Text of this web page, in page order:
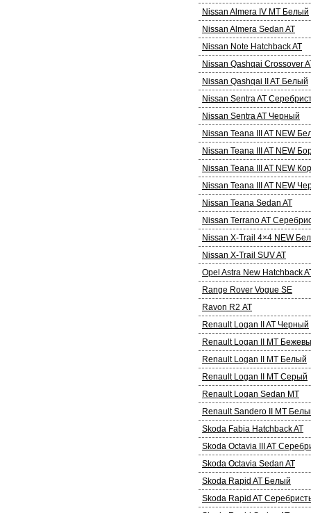
Nissan Almera IV MT Белый
Nissan Almera Sedan AT
Nissan Note Hatchback AT
Nissan Qashqai Crossover
Nissan Qashqai II AT Белый
Nissan Sentra AT
Nissan Sentra AT Черный
Nissan Teana III AT NEW
Nissan Teana III AT NEW
Nissan Teana III AT NEW
Nissan Teana III AT NEW
Nissan Teana Sedan AT
Nissan Terrano AT
Nissan X-Trail 4×4 NEW
Nissan X-Trail SUV AT
Opel Astra New Hatchback
Range Rover Vogue SE
Ravon R2 АТ
Renault Logan II AT Черный
Renault Logan II MT
Renault Logan II MT Белый
Renault Logan II MT Серый
Renault Logan Sedan MT
Renault Sandero II MT
Skoda Fabia Hatchback AT
Skoda Octavia III AT
Skoda Octavia Sedan AT
Skoda Rapid AT Белый
Skoda Rapid AT